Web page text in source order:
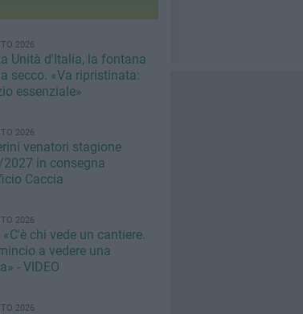
2026
Unità d'Italia, la fontana
secco. «Va ripristinata:
essenziale»
2026
venatori stagione
in consegna
Caccia
2026
«C'è chi vede un cantiere.
a vedere una
- VIDEO
2026